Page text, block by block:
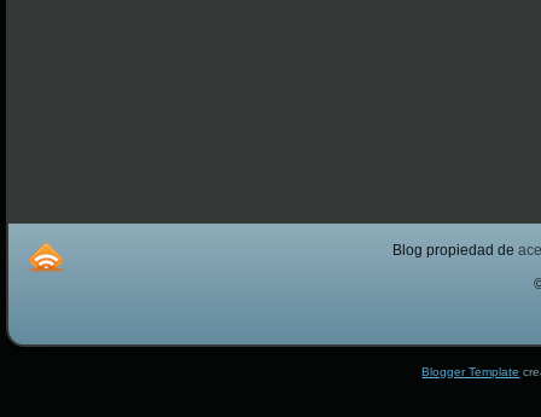
Blog propiedad de
Blogger Template